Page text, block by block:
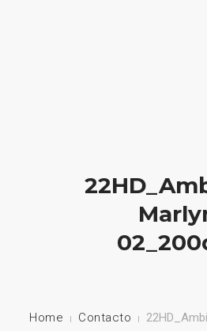
NUESTROS PRODUCTOS
Home Contacto